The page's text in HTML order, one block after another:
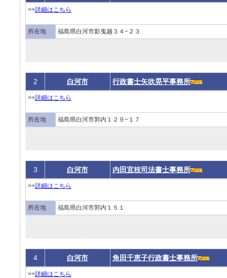
>>詳細はこちら
所在地 福島県白河市影鬼越３４−２３
2 白河市 行政書士矢吹晃平事務所
>>詳細はこちら
所在地 福島県白河市郭内１２９−１７
3 白河市 内田宜枝司法書士事務所
>>詳細はこちら
所在地 福島県白河市郭内１５１
4 白河市 角田千恵子行政書士事務所
>>詳細はこちら